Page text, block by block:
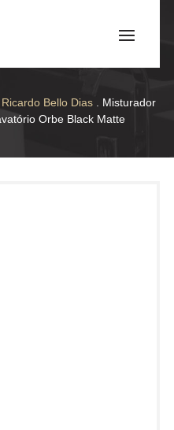
Ricardo Bello Dias. Misturador
Orbe Black Matte